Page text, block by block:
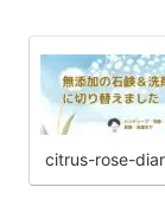
citrus-rose-